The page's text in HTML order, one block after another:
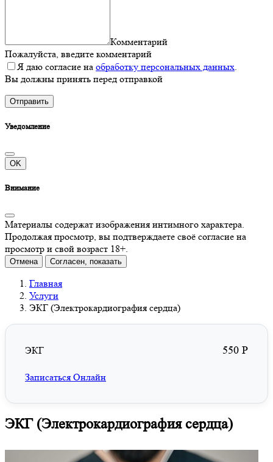
Комментарий
Пожалуйста, введите комментарий
Я даю согласие на обработку персональных данных.
Вы должны принять перед отправкой
Отправить
Уведомление
OK
Внимание
Материалы содержат изображения интимного характера.
Продолжая просмотр, вы подтверждаете своё согласие на
просмотр и свой возраст 18+.
Отмена Согласен, показать
Главная
Услуги
ЭКГ (Электрокардиография сердца)
ЭКГ 550 P
Записаться Онлайн
ЭКГ (Электрокардиография сердца)